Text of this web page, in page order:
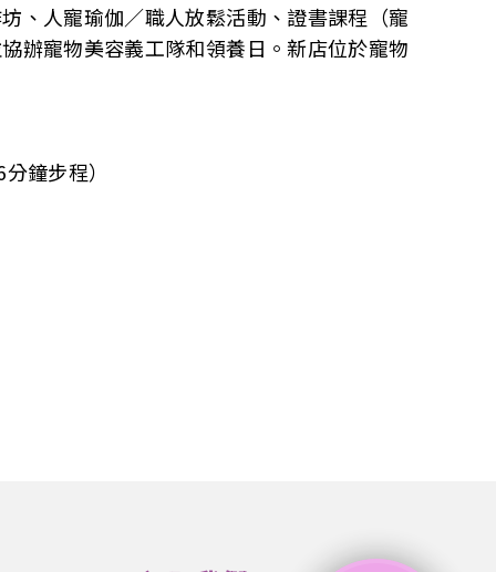
、人寵瑜伽／職人放鬆活動、證書課程（寵
辦寵物美容義工隊和領養日。新店位於寵物
鐘步程）